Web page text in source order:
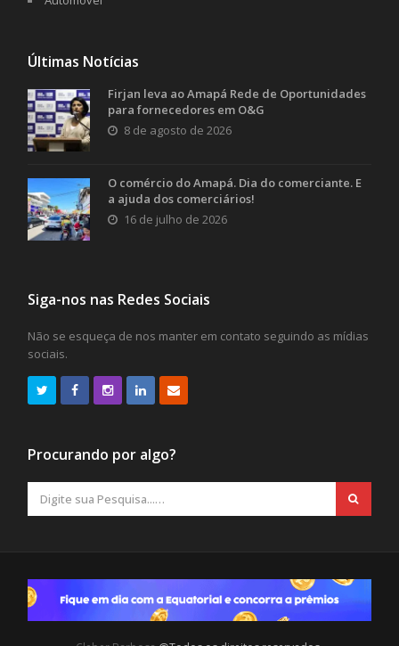
Últimas Notícias
Firjan leva ao Amapá Rede de Oportunidades
para fornecedores em O&G
8 de agosto de 2026
O comércio do Amapá. Dia do comerciante. E
a ajuda dos comerciários!
16 de julho de 2026
Siga-nos nas Redes Sociais
Não se esqueça de nos manter em contato seguindo as mídias
sociais.
Procurando por algo?